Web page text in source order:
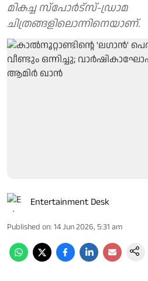
മികച്ച സ്‌പോര്‍ട്‌സ്-ഡ്രാമ
ചിത്രങ്ങളിലൊന്നിനെയാണ്.
Entertainment Desk
Published on: 14 Jun 2026, 5:31 am